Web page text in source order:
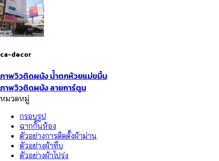
ca-decor
ภาพวิวติดผนัง น้ำตกห้วยแม่ขมิ้น
ภาพวิวติดผนัง ลายการ์ตูน
หมวดหมู่
กรอบรูป
ฉากกั้นห้อง
ตัวอย่างการติดตั้งผ้าม่าน
ตัวอย่างผ้าทึบ
ตัวอย่างผ้าโปร่ง